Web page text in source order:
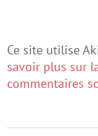
Ce site utilise
savoir plus sur
commentaires